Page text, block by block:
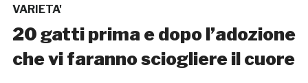
VARIETA'
20 gatti prima e dopo l’adozione
che vi faranno sciogliere il cuore